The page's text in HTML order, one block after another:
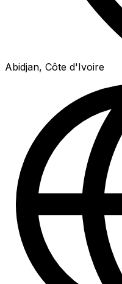
Abidjan, Côte d'Ivoire